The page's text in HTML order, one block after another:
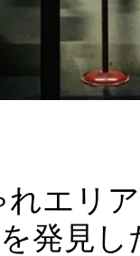
エリ
発見し